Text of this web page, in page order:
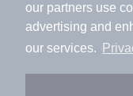
our partners use
advertising and
our services.
アプリに切り
会員登録なしで